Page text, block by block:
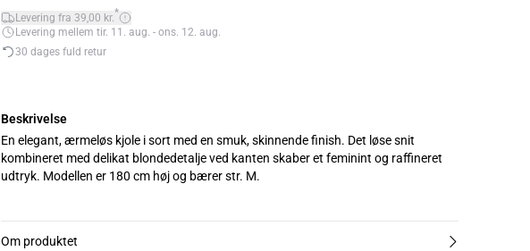
Levering fra 39,00 kr.*
Levering mellem tir. 11. aug. - ons. 12. aug.
30 dages fuld retur
Beskrivelse
En elegant, ærmeløs kjole i sort med en smuk, skinnende finish. Det løse snit
kombineret med delikat blondedetalje ved kanten skaber et feminint og raffineret
udtryk. Modellen er 180 cm høj og bærer str. M.
Om produktet